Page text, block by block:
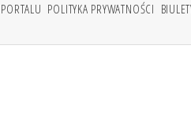
POLITYKA PRYWATNOŚCI